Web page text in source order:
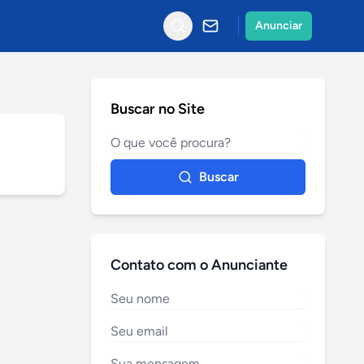
Anunciar
Buscar no Site
Buscar
Contato com o Anunciante